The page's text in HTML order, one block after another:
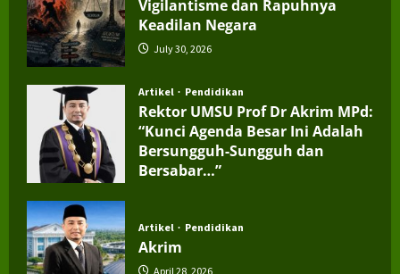
Vigilantisme dan Rapuhnya
Keadilan Negara
July 30, 2026
Artikel Pendidikan
Rektor UMSU Prof Dr Akrim MPd:
“Kunci Agenda Besar Ini Adalah
Bersungguh-Sungguh dan
Bersabar…”
Artikel Pendidikan
Akrim
April 28, 2026